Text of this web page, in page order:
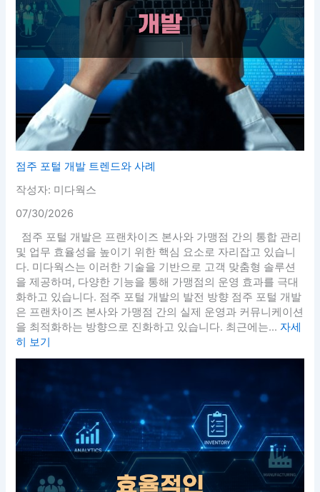
점주 포털 개발 트렌드와 사례
작성자: 미다웍스
07/30/2026
점주 포털 개발은 프랜차이즈 본사와 가맹점 간의 통합 관리
및 업무 효율성을 높이기 위한 핵심 요소로 자리잡고 있습니
다. 미다웍스는 이러한 기술을 기반으로 고객 맞춤형 솔루션
을 제공하며, 다양한 기능을 통해 가맹점의 운영 효과를 극대
화하고 있습니다. 점주 포털 개발의 발전 방향 점주 포털 개발
은 프랜차이즈 본사와 가맹점 간의 실제 운영과 커뮤니케이션
을 최적화하는 방향으로 진화하고 있습니다. 최근에는... 자세
히 보기